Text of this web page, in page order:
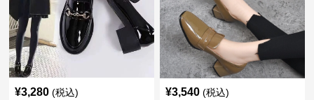
¥3,280 (税込) ¥3,540 (税込)